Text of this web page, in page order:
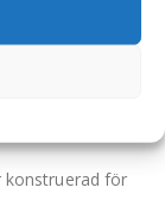
l, bredd
konstruerad för